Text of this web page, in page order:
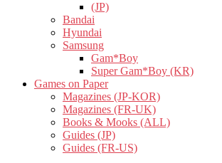
(JP)
Bandai
Hyundai
Samsung
Gam*Boy
Super Gam*Boy (KR)
Games on Paper
Magazines (JP-KOR)
Magazines (FR-UK)
Books & Mooks (ALL)
Guides (JP)
Guides (FR-US)